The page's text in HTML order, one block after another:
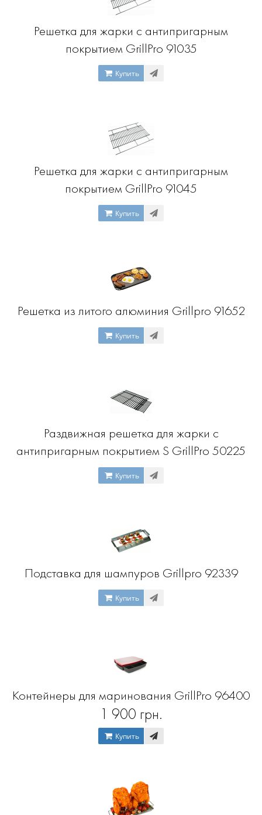
Решетка для жарки с антипригарным
покрытием GrillPro 91035
Купить
Решетка для жарки с антипригарным
покрытием GrillPro 91045
Купить
Решетка из литого алюминия Grillpro 91652
Купить
Раздвижная решетка для жарки с
антипригарным покрытием S GrillPro 50225
Купить
Подставка для шампуров Grillpro 92339
Купить
Контейнеры для маринования GrillPro 96400
1 900 грн.
Купить